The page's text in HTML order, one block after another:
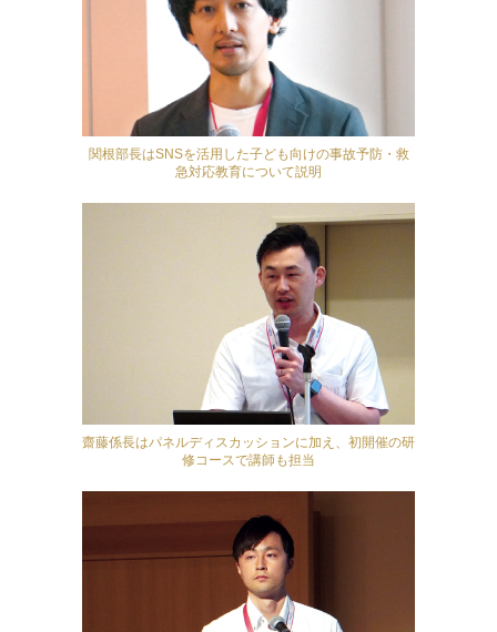
関根部長はSNSを活用した子ども向けの事故予防・救
急対応教育について説明
齋藤係長はパネルディスカッションに加え、初開催の研
修コースで講師も担当